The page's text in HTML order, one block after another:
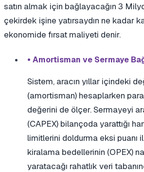
satın almak için bağlayacağın 3
çekirdek işine yatırsaydın ne kadar
ekonomide fırsat maliyeti denir.
• Amortisman ve Sermaye
Sistem, aracın yıllar içindeki
(amortisman) hesaplarken
değerini de ölçer. Sermayeyi
(CAPEX) bilançoda yarattığı
limitlerini doldurma eksi puanı
kiralama bedellerinin (OPEX)
yaratacağı rahatlık veri